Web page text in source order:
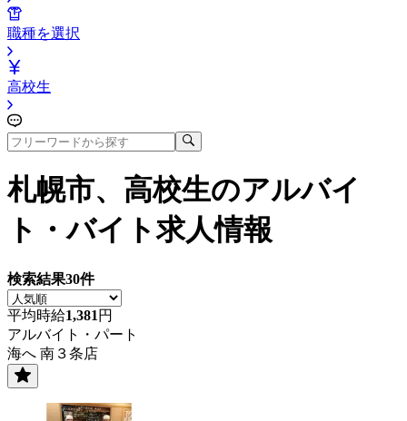
職種を選択
高校生
札幌市、高校生のアルバイ
ト・バイト求人情報
検索結果30件
平均時給1,381 円
アルバイト・パート
海へ 南３条店